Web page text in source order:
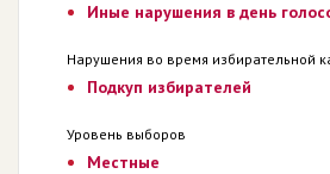
Иные нарушения в день
Нарушения во время избирательной
Подкуп избирателей
Уровень выборов
Местные